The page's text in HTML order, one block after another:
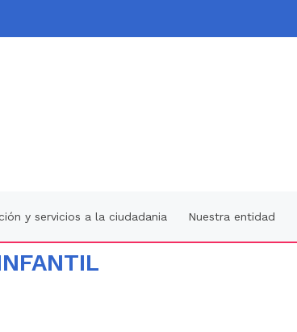
y servicios a la ciudadania Nuestra entidad